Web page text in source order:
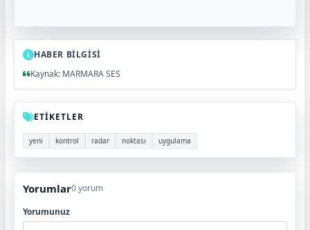
HABER BİLGİSİ
Kaynak: MARMARA SES
ETİKETLER
yeni kontrol radar noktası uygulama
Yorumlar0 yorum
Yorumunuz